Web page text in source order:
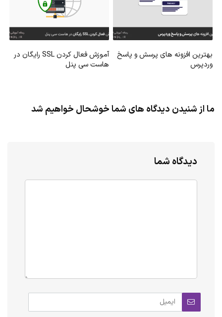
بهترین افزونه های پرسش و پاسخ
وردپرس
آموزش فعال کردن SSL رایگان در
هاست سی پنل
ما از شنیدن دیدگاه های شما خوشحال خواهیم شد
دیدگاه شما